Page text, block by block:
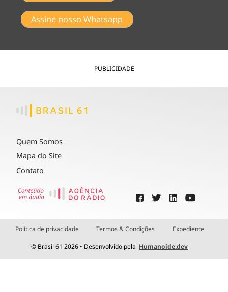
Assine nosso Whatsapp
PUBLICIDADE
Quem Somos
Mapa do Site
Contato
Política de privacidade Termos & Condições Expediente
© Brasil 61 2026 • Desenvolvido pela Humanoide.dev